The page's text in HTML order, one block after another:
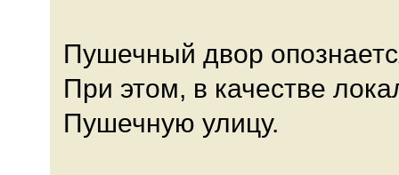
Пушечный двор
При этом, в качестве
Пушечную улицу.